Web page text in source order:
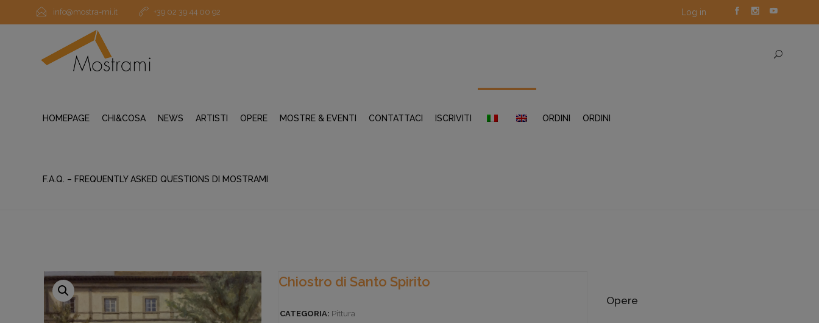
info@mostra-mi.it +39 02 39 44 00 92 Log in
HOMEPAGE CHI&COSA NEWS ARTISTI OPERE MOSTRE & EVENTI CONTATTACI ISCRIVITI ORDINI ORDINI
F.A.Q. – FREQUENTLY ASKED QUESTIONS DI MOSTRAMI
Chiostro di Santo Spirito
CATEGORIA: Pittura
Opere